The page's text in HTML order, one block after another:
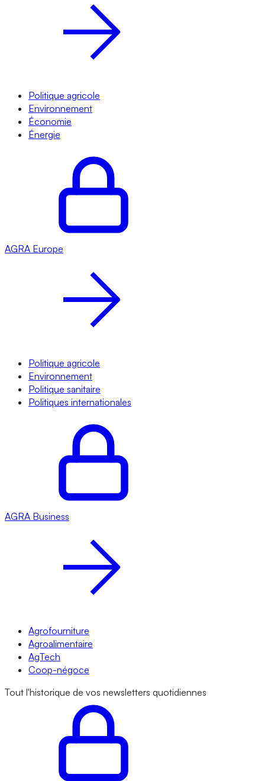
Politique agricole
Environnement
Économie
Énergie
AGRA Europe
Politique agricole
Environnement
Politique sanitaire
Politiques internationales
AGRA Business
Agrofourniture
Agroalimentaire
AgTech
Coop-négoce
Tout l'historique de vos newsletters quotidiennes